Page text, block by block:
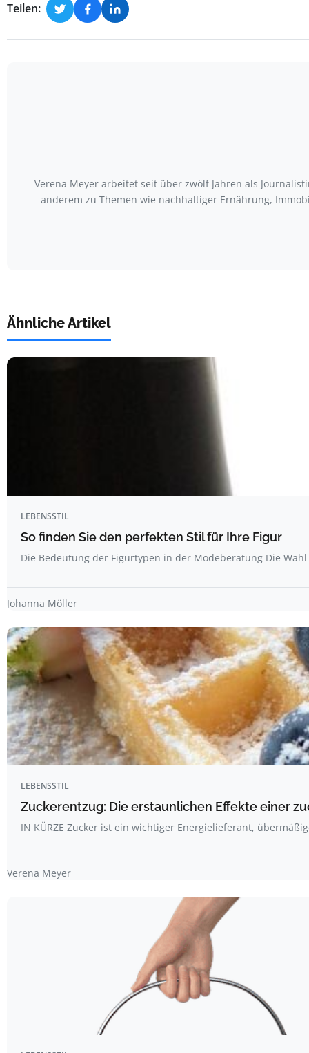
Teilen:
Verena Meyer arbeitet seit über zwölf Jahren als
anderem zu Themen wie nachhaltiger Ernährung,
Ähnliche Artikel
LEBENSSTIL
So finden Sie den perfekten Stil für Ihre Figur
Die Bedeutung der Figurtypen in der Modeberatung Die
Johanna Möller
LEBENSSTIL
Zuckerentzug: Die erstaunlichen Effekte einer
IN KÜRZE Zucker ist ein wichtiger Energielieferant,
Verena Meyer